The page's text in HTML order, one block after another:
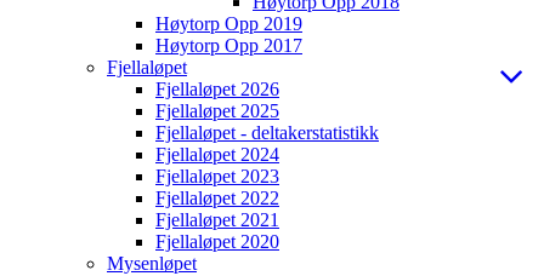
Høytorp Opp 2019
Høytorp Opp 2017
Fjellaløpet
Fjellaløpet 2026
Fjellaløpet 2025
Fjellaløpet - deltakerstatistikk
Fjellaløpet 2024
Fjellaløpet 2023
Fjellaløpet 2022
Fjellaløpet 2021
Fjellaløpet 2020
Mysenløpet